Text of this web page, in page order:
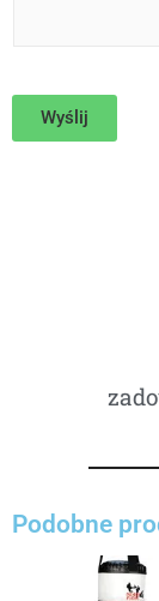
i
Wyślij
Podobne